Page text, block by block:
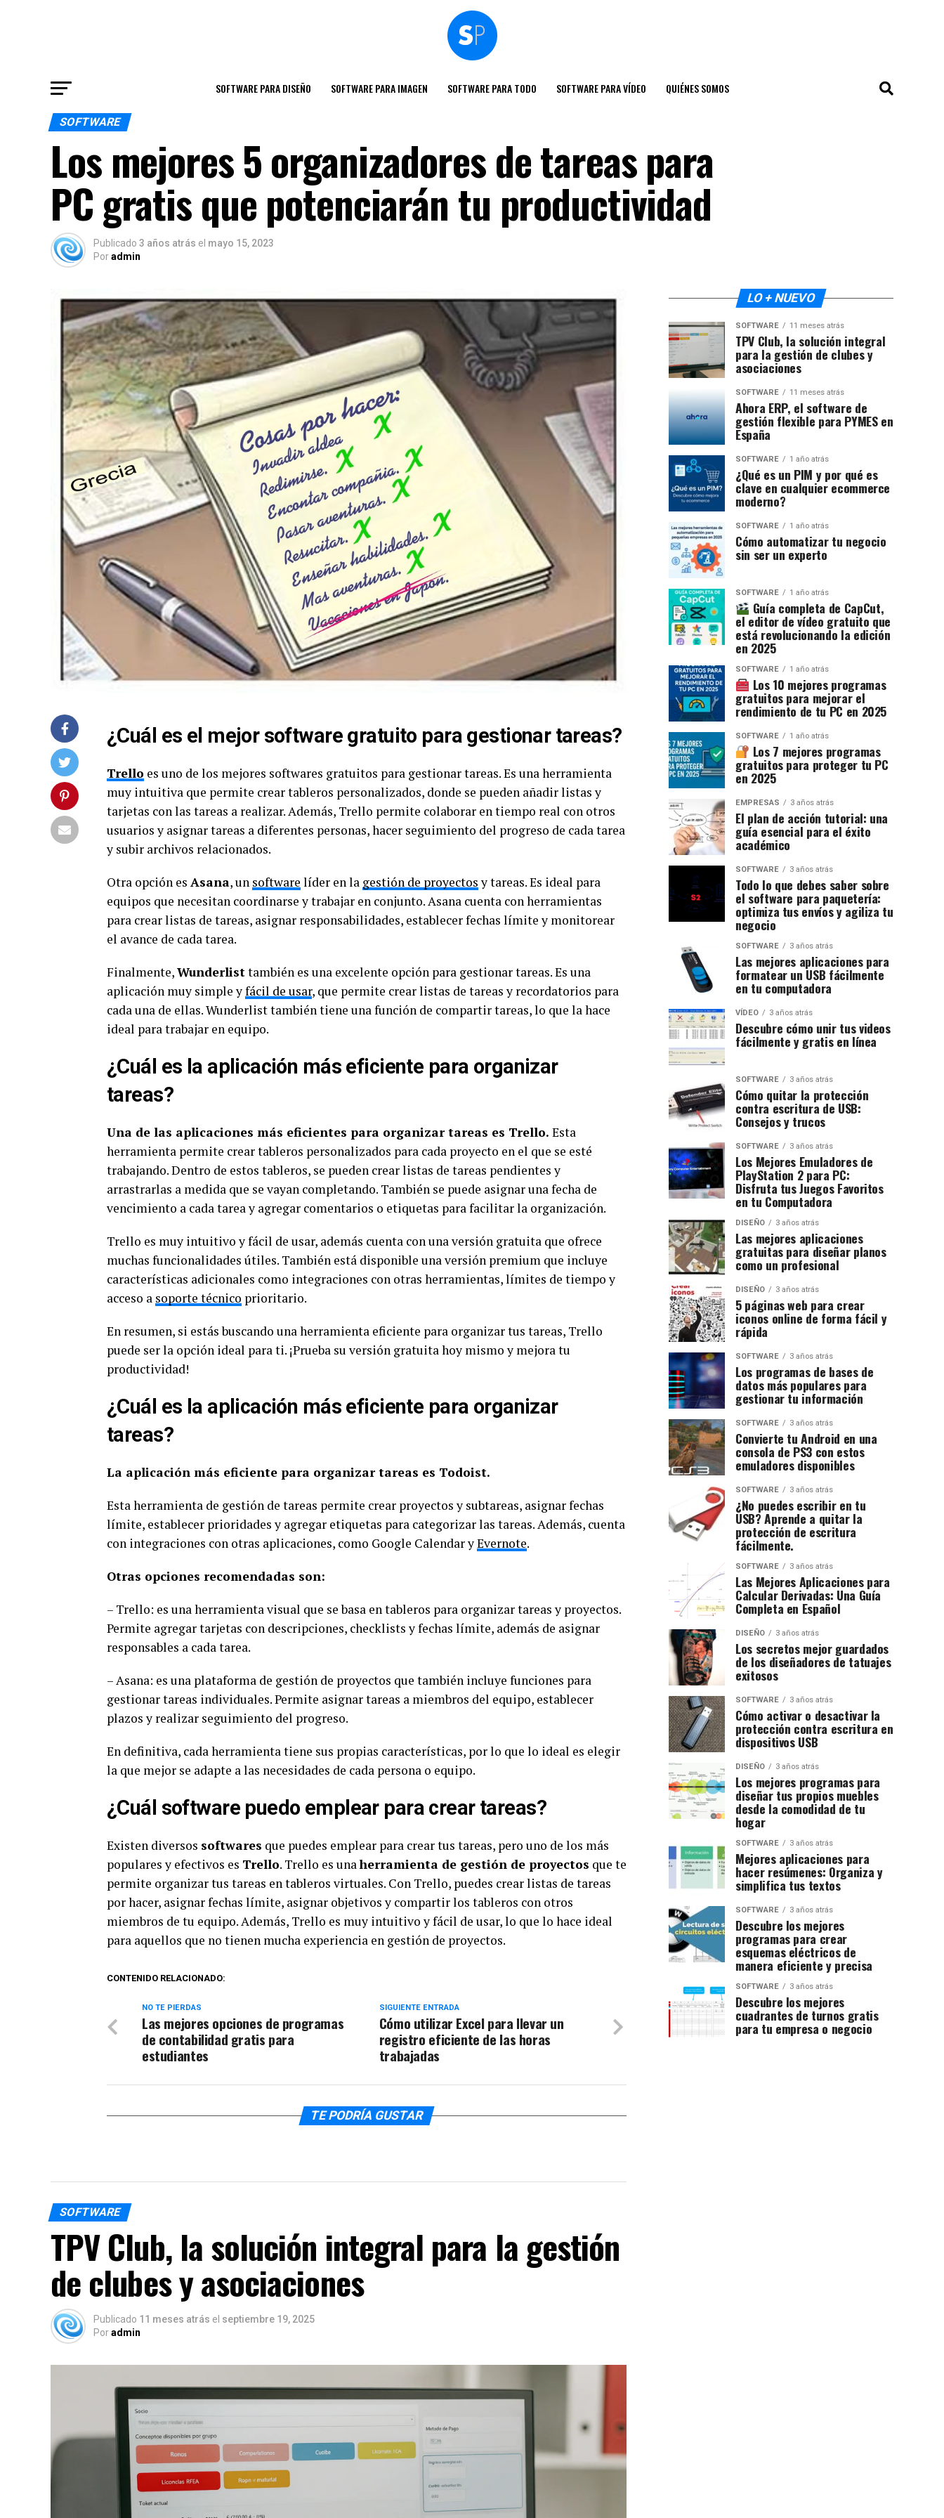
SOFTWARE PARA DISEÑO SOFTWARE PARA IMAGEN SOFTWARE PARA TODO SOFTWARE PARA VÍDEO QUIÉNES SOMOS
SOFTWARE
Los mejores 5 organizadores de tareas para
PC gratis que potenciarán tu productividad
Publicado 3 años atrás el mayo 15, 2023
Poradmin
¿Cuál es el mejor software gratuito para gestionar tareas?
Trello es uno de los mejores softwares gratuitos para gestionar tareas. Es una herramienta
muy intuitiva que permite crear tableros personalizados, donde se pueden añadir listas y
tarjetas con las tareas a realizar. Además, Trello permite colaborar en tiempo real con otros
usuarios y asignar tareas a diferentes personas, hacer seguimiento del progreso de cada tarea
y subir archivos relacionados.
Otra opción es Asana, un software líder en la gestión de proyectosy tareas. Es ideal para
equipos que necesitan coordinarse y trabajar en conjunto. Asana cuenta con herramientas
para crear listas de tareas, asignar responsabilidades, establecer fechas límite y monitorear
el avance de cada tarea.
Finalmente,Wunderlisttambién es una excelente opción para gestionar tareas. Es una
aplicación muy simple yfácil de usar, que permite crear listas de tareas y recordatorios para
cada una de ellas. Wunderlist también tiene una función de compartir tareas, lo que la hace
ideal para trabajar en equipo.
¿Cuál es la aplicación más eficiente para organizar
tareas?
Una de las aplicaciones más eficientes para organizar tareas es Trello. Esta
herramienta permite crear tableros personalizados para cada proyecto en el que se esté
trabajando. Dentro de estos tableros, se pueden crear listas de tareas pendientes y
arrastrarlas a medida que se vayan completando. También se puede asignar una fecha de
vencimiento a cada tarea y agregar comentarios o etiquetas para facilitar la organización.
Trello es muy intuitivo y fácil de usar, además cuenta con una versión gratuita que ofrece
muchas funcionalidades útiles. También está disponible una versión premium que incluye
características adicionales como integraciones con otras herramientas, límites de tiempo y
acceso a soporte técnico prioritario.
En resumen, si estás buscando una herramienta eficiente para organizar tus tareas, Trello
puede ser la opción ideal para ti. ¡Prueba su versión gratuita hoy mismo y mejora tu
productividad!
¿Cuál es la aplicación más eficiente para organizar
tareas?
La aplicación más eficiente para organizar tareas es Todoist.
Esta herramienta de gestión de tareas permite crear proyectos y subtareas, asignar fechas
límite, establecer prioridades y agregar etiquetas para categorizar las tareas. Además, cuenta
con integraciones con otras aplicaciones, como Google Calendar yEvernote.
Otras opciones recomendadas son:
– Trello: es una herramienta visual que se basa en tableros para organizar tareas y proyectos.
Permite agregar tarjetas con descripciones, checklists y fechas límite, además de asignar
responsables a cada tarea.
– Asana: es una plataforma de gestión de proyectos que también incluye funciones para
gestionar tareas individuales. Permite asignar tareas a miembros del equipo, establecer
plazos y realizar seguimiento del progreso.
En definitiva, cada herramienta tiene sus propias características, por lo que lo ideal es elegir
la que mejor se adapte a las necesidades de cada persona o equipo.
¿Cuál software puedo emplear para crear tareas?
Existen diversos softwares que puedes emplear para crear tus tareas, pero uno de los más
populares y efectivos es Trello. Trello es unaherramienta de gestión de proyectos que te
permite organizar tus tareas en tableros virtuales. Con Trello, puedes crear listas de tareas
por hacer, asignar fechas límite, asignar objetivos y compartir los tableros con otros
miembros de tu equipo. Además, Trello es muy intuitivo y fácil de usar, lo que lo hace ideal
para aquellos que no tienen mucha experiencia en gestión de proyectos.
CONTENIDO RELACIONADO:
SIGUIENTE ENTRADA
Cómo utilizar Excel para llevar un
registro eficiente de las horas
trabajadas
NO TE PIERDAS
Las mejores opciones de programas
de contabilidad gratis para
estudiantes
TE PODRÍA GUSTAR
SOFTWARE
TPV Club, la solución integral para la gestión
de clubes y asociaciones
Publicado 11 meses atrás el septiembre 19, 2025
Poradmin
LO + NUEVO
SOFTWARE 11 meses atrás
TPV Club, la solución integral
para la gestión de clubes y
asociaciones
SOFTWARE 11 meses atrás
Ahora ERP, el software de
gestión flexible para PYMES en
España
SOFTWARE 1 año atrás
¿Qué es un PIM y por qué es
clave en cualquier ecommerce
moderno?
SOFTWARE 1 año atrás
Cómo automatizar tu negocio
sin ser un experto
SOFTWARE 1 año atrás
Guía completa de CapCut,
el editor de vídeo gratuito que
está revolucionando la edición
en 2025
SOFTWARE 1 año atrás
Los 10 mejores programas
gratuitos para mejorar el
rendimiento de tu PC en 2025
SOFTWARE 1 año atrás
Los 7 mejores programas
gratuitos para proteger tu PC
en 2025
EMPRESAS 3 años atrás
El plan de acción tutorial: una
guía esencial para el éxito
académico
SOFTWARE 3 años atrás
Todo lo que debes saber sobre
el software para paquetería:
optimiza tus envíos y agiliza tu
negocio
SOFTWARE 3 años atrás
Las mejores aplicaciones para
formatear un USB fácilmente
en tu computadora
VÍDEO 3 años atrás
Descubre cómo unir tus videos
fácilmente y gratis en línea
SOFTWARE 3 años atrás
Cómo quitar la protección
contra escritura de USB:
Consejos y trucos
SOFTWARE 3 años atrás
Los Mejores Emuladores de
PlayStation 2 para PC:
Disfruta tus Juegos Favoritos
en tu Computadora
DISEÑO 3 años atrás
Las mejores aplicaciones
gratuitas para diseñar planos
como un profesional
DISEÑO 3 años atrás
5 páginas web para crear
iconos online de forma fácil y
rápida
SOFTWARE 3 años atrás
Los programas de bases de
datos más populares para
gestionar tu información
SOFTWARE 3 años atrás
Convierte tu Android en una
consola de PS3 con estos
emuladores disponibles
SOFTWARE 3 años atrás
¿No puedes escribir en tu
USB? Aprende a quitar la
protección de escritura
fácilmente.
SOFTWARE 3 años atrás
Las Mejores Aplicaciones para
Calcular Derivadas: Una Guía
Completa en Español
DISEÑO 3 años atrás
Los secretos mejor guardados
de los diseñadores de tatuajes
exitosos
SOFTWARE 3 años atrás
Cómo activar o desactivar la
protección contra escritura en
dispositivos USB
DISEÑO 3 años atrás
Los mejores programas para
diseñar tus propios muebles
desde la comodidad de tu
hogar
SOFTWARE 3 años atrás
Mejores aplicaciones para
hacer resúmenes: Organiza y
simplifica tus textos
SOFTWARE 3 años atrás
Descubre los mejores
programas para crear
esquemas eléctricos de
manera eficiente y precisa
SOFTWARE 3 años atrás
Descubre los mejores
cuadrantes de turnos gratis
para tu empresa o negocio